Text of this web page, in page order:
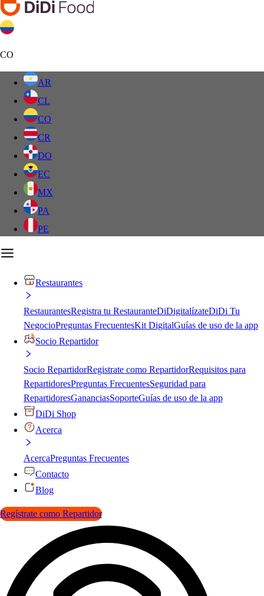
CO
AR
CL
CO
CR
DO
EC
MX
PA
PE
Restaurantes
RestaurantesRegistra tu RestauranteDiDigitalízateDiDi Tu
NegocioPreguntas FrecuentesKit DigitalGuías de uso de la app
Socio Repartidor
Socio RepartidorRegistrate como RepartidorRequisitos para
RepartidoresPreguntas FrecuentesSeguridad para
RepartidoresGananciasSoporteGuías de uso de la app
DiDi Shop
Acerca
AcercaPreguntas Frecuentes
Contacto
Blog
Regístrate como Repartidor